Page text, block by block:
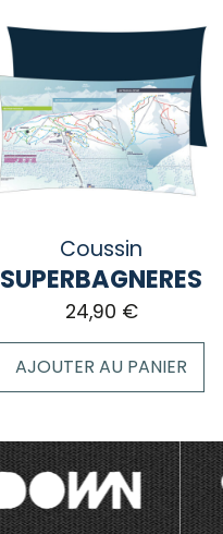
Coussin
SUPERBAGNERES
24,90 €
AJOUTER AU PANIER